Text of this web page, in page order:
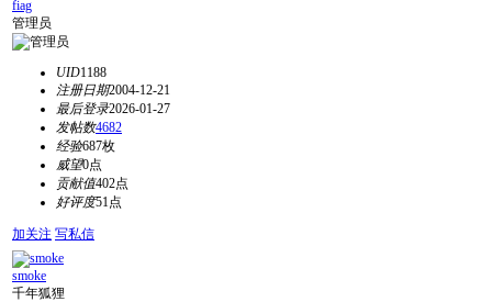
fiag
管理员
UID1188
注册日期2004-12-21
最后登录2026-01-27
发帖数4682
经验687枚
威望0点
贡献值402点
好评度51点
加关注 写私信
smoke
千年狐狸